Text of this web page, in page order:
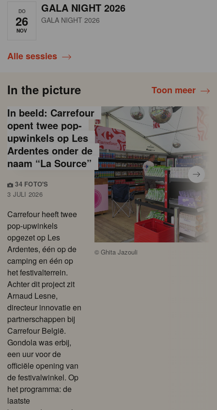
DO
26
NOV
GALA NIGHT 2026
GALA NIGHT 2026
Alle sessies
In the picture Toon meer
In beeld: Carrefour
opent twee pop-
upwinkels op Les
Ardentes onder de
naam “La Source”
34 FOTO'S
3 JULI 2026
Carrefour heeft twee
pop-upwinkels
opgezet op Les
Ardentes, één op de
camping en één op
het festivalterrein.
Achter dit project zit
Arnaud Lesne,
directeur innovatie en
partnerschappen bij
Carrefour België.
Gondola was erbij,
een uur voor de
officiële opening van
de festivalwinkel. Op
het programma: de
laatste
©Ghita Jazouli